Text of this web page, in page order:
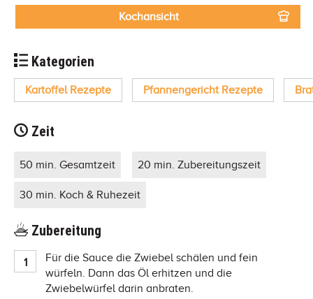
Kochansicht
Kategorien
Kartoffel Rezepte Pfannengericht Rezepte
Zeit
50 min. Gesamtzeit 20 min. Zubereitungszeit
30 min. Koch & Ruhezeit
Zubereitung
Für die Sauce die Zwiebel schälen und fein
würfeln. Dann das Öl erhitzen und die
Zwiebelwürfel darin anbraten.